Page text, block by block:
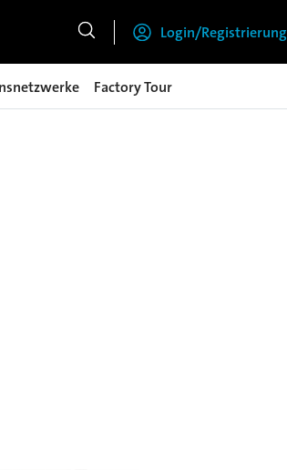
Login/Registrierung
Factory Tour